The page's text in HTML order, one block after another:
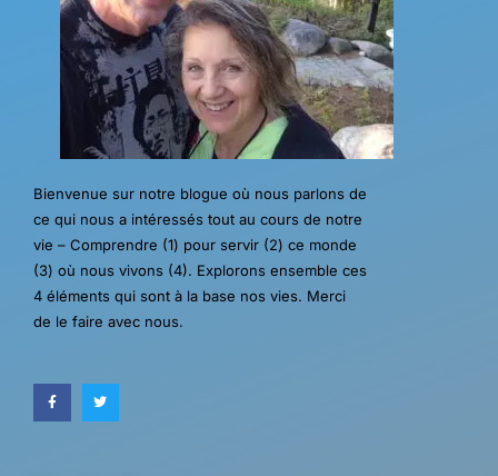
Bienvenue sur notre blogue où nous parlons de
ce qui nous a intéressés tout au cours de notre
vie – Comprendre (1) pour servir (2) ce monde
(3) où nous vivons (4). Explorons ensemble ces
4 éléments qui sont à la base nos vies. Merci
de le faire avec nous.